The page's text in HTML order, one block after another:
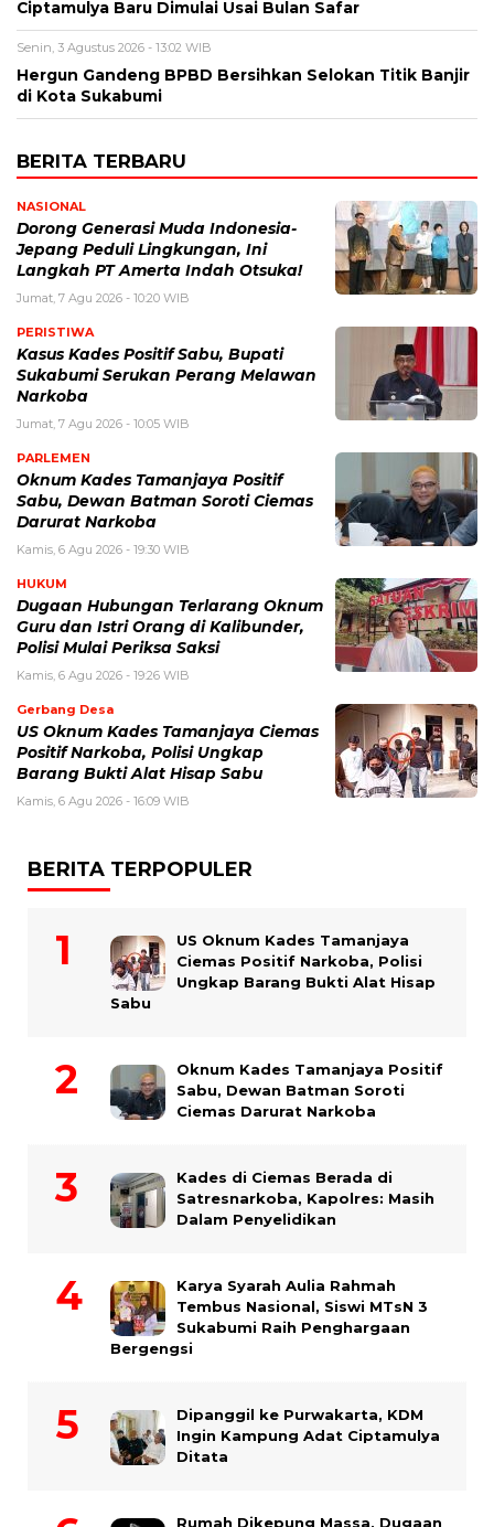
Ciptamulya Baru Dimulai Usai Bulan Safar
Senin, 3 Agustus 2026 - 13:02 WIB
Hergun Gandeng BPBD Bersihkan Selokan Titik Banjir
di Kota Sukabumi
BERITA TERBARU
NASIONAL
Dorong Generasi Muda Indonesia-
Jepang Peduli Lingkungan, Ini
Langkah PT Amerta Indah Otsuka!
Jumat, 7 Agu 2026 - 10:20 WIB
PERISTIWA
Kasus Kades Positif Sabu, Bupati
Sukabumi Serukan Perang Melawan
Narkoba
Jumat, 7 Agu 2026 - 10:05 WIB
PARLEMEN
Oknum Kades Tamanjaya Positif
Sabu, Dewan Batman Soroti Ciemas
Darurat Narkoba
Kamis, 6 Agu 2026 - 19:30 WIB
HUKUM
Dugaan Hubungan Terlarang Oknum
Guru dan Istri Orang di Kalibunder,
Polisi Mulai Periksa Saksi
Kamis, 6 Agu 2026 - 19:26 WIB
Gerbang Desa
US Oknum Kades Tamanjaya Ciemas
Positif Narkoba, Polisi Ungkap
Barang Bukti Alat Hisap Sabu
Kamis, 6 Agu 2026 - 16:09 WIB
BERITA TERPOPULER
US Oknum Kades Tamanjaya
Ciemas Positif Narkoba, Polisi
Ungkap Barang Bukti Alat Hisap
Sabu
Oknum Kades Tamanjaya Positif
Sabu, Dewan Batman Soroti
Ciemas Darurat Narkoba
Kades di Ciemas Berada di
Satresnarkoba, Kapolres: Masih
Dalam Penyelidikan
Karya Syarah Aulia Rahmah
Tembus Nasional, Siswi MTsN 3
Sukabumi Raih Penghargaan
Bergengsi
Dipanggil ke Purwakarta, KDM
Ingin Kampung Adat Ciptamulya
Ditata
Rumah Dikepung Massa, Dugaan